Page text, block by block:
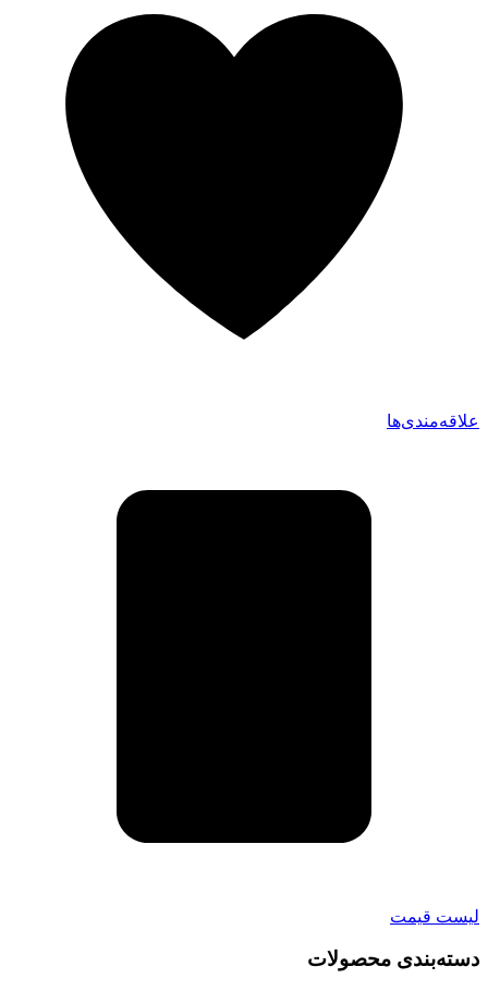
علاقه‌مندی‌ها
لیست قیمت
دسته‌بندی محصولات